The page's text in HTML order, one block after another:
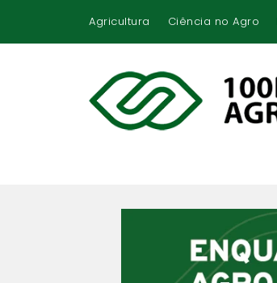
Agricultura Ciência no Agro